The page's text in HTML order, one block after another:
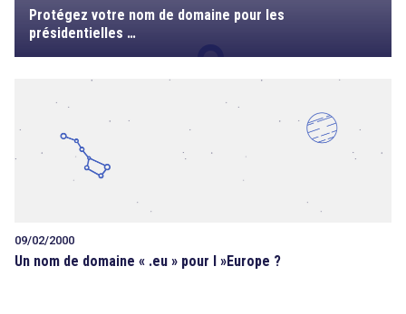
Protégez votre nom de domaine pour les
présidentielles …
09/02/2000
Un nom de domaine « .eu » pour l »Europe ?